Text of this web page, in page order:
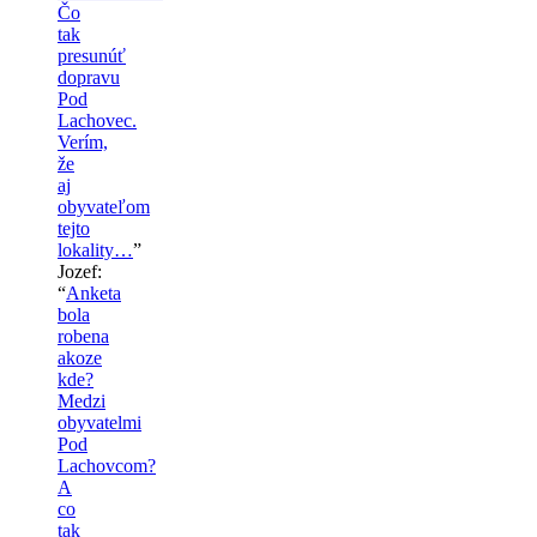
Čo
tak
presunúť
dopravu
Pod
Lachovec.
Verím,
že
aj
obyvateľom
tejto
lokality…”
Jozef:
“Anketa
bola
robena
akoze
kde?
Medzi
obyvatelmi
Pod
Lachovcom?
A
co
tak